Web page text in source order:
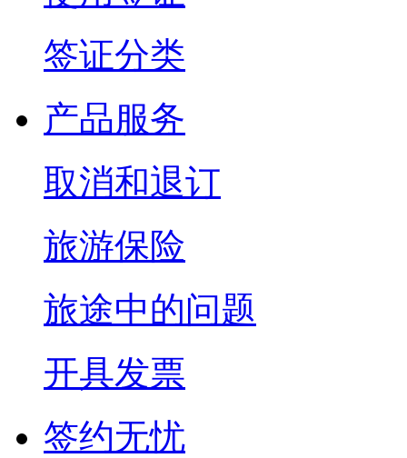
签证分类
产品服务
取消和退订
旅游保险
旅途中的问题
开具发票
签约无忧